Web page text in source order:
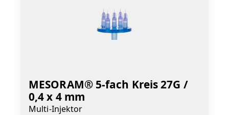
MESORAM® 5-fach Kreis 27G /
0,4 x 4 mm
Multi-Injektor